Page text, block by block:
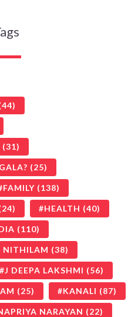
(31)
(25)
FAMILY (138)
HEALTH (40)
(110)
NITHILAM (38)
J DEEPA LAKSHMI (56)
(25) KANALI (87)
NARAYAN (22)